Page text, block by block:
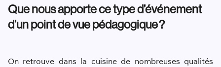
Que nous apporte ce type d’événement
d’un point de vue pédagogique ?
On retrouve dans la cuisine de nombreuses qualités